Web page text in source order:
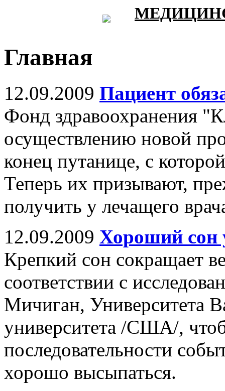
Главная
12.09.2009 Пациент
Фонд здравоохранения
осуществлению новой
конец путанице, с
Теперь их призывают,
получить у лечащего
12.09.2009 Хороший сон
Крепкий сон сокращает
соответствии с
Мичиган, Университета
университета /США/,
последовательности
хорошо высыпаться.